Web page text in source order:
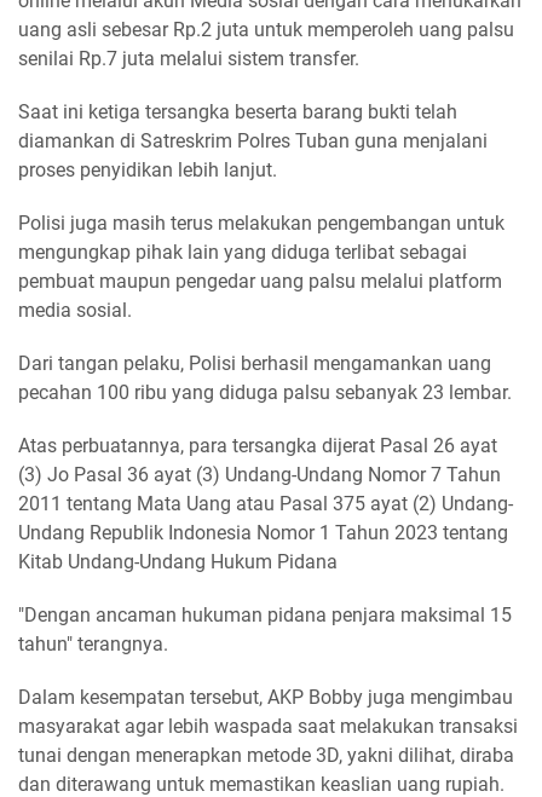
uang asli sebesar Rp.2 juta untuk memperoleh uang palsu
senilai Rp.7 juta melalui sistem transfer.
Saat ini ketiga tersangka beserta barang bukti telah
diamankan di Satreskrim Polres Tuban guna menjalani
proses penyidikan lebih lanjut.
Polisi juga masih terus melakukan pengembangan untuk
mengungkap pihak lain yang diduga terlibat sebagai
pembuat maupun pengedar uang palsu melalui platform
media sosial.
Dari tangan pelaku, Polisi berhasil mengamankan uang
pecahan 100 ribu yang diduga palsu sebanyak 23 lembar.
Atas perbuatannya, para tersangka dijerat Pasal 26 ayat
(3) Jo Pasal 36 ayat (3) Undang-Undang Nomor 7 Tahun
2011 tentang Mata Uang atau Pasal 375 ayat (2) Undang-
Undang Republik Indonesia Nomor 1 Tahun 2023 tentang
Kitab Undang-Undang Hukum Pidana
"Dengan ancaman hukuman pidana penjara maksimal 15
tahun" terangnya.
Dalam kesempatan tersebut, AKP Bobby juga mengimbau
masyarakat agar lebih waspada saat melakukan transaksi
tunai dengan menerapkan metode 3D, yakni dilihat, diraba
dan diterawang untuk memastikan keaslian uang rupiah.